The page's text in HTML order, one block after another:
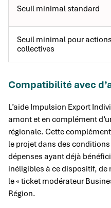
Seuil minimal standard
Seuil minimal pour actions
collectives
Compatibilité avec
L’aide Impulsion Export
amont et en complément
régionale. Cette
le projet dans des
dépenses ayant déjà
inéligibles à ce dispositif, de
le « ticket modérateur
Région.